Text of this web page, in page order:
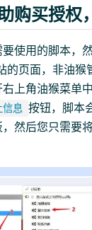
购买授权
使用的脚本，
的页面，非油猴
上角油猴菜单
信息 按钮，脚本
然后您只需要